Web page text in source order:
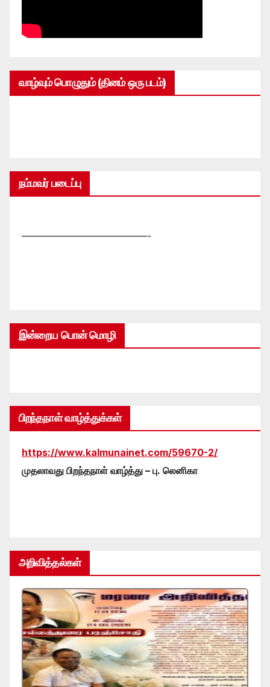
வாழ்வும் பொழுதும் (தினம் ஒரு படம்)
நம்மவர் படைப்பு
—————————————-
இன்றைய பொன் மொழி
பிறந்தநாள் வாழ்த்துக்கள்
https://www.kalmunainet.com/59670-2/
முதலாவது பிறந்தநாள் வாழ்த்து – பு. லெனிகா
அறிவித்தல்கள்